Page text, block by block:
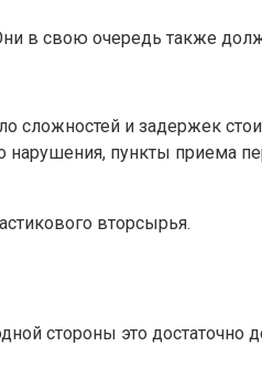
в свою очередь также
и задержек
пункты приема
вторсырья.
стороны это достаточно